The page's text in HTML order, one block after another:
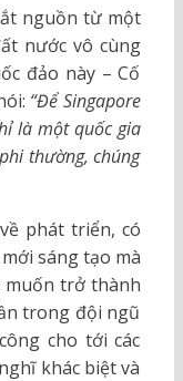
nguồn từ một
nước vô cùng
đảo này – Cố
“Để Singapore
là một quốc gia
thường, chúng
phát triển, có
sáng tạo mà
trở thành
trong đội ngũ
cho tới các
khác biệt và